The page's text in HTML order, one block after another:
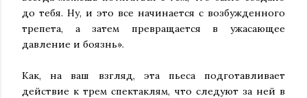
до тебя. Ну, и это все начинается с возбужденного
трепета, а затем превращается в ужасающее
давление и боязнь».
Как, на ваш взгляд, эта пьеса подготавливает
действие к трем спектаклям, что следуют за ней в